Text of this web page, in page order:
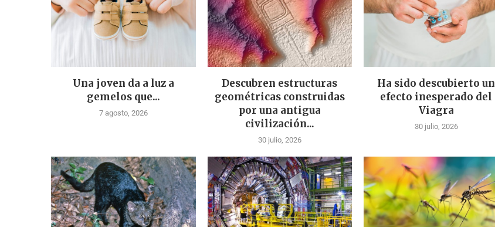
Una joven da a luz a
gemelos que...
7 agosto, 2026
Descubren estructuras
geométricas construidas
por una antigua
civilización...
30 julio, 2026
Ha sido descubierto un
efecto inesperado del
Viagra
30 julio, 2026